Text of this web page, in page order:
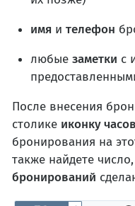
имя и телефон
любые заметки с
После внесения
столике иконку часов
бронирования на
также найдете
бронирований